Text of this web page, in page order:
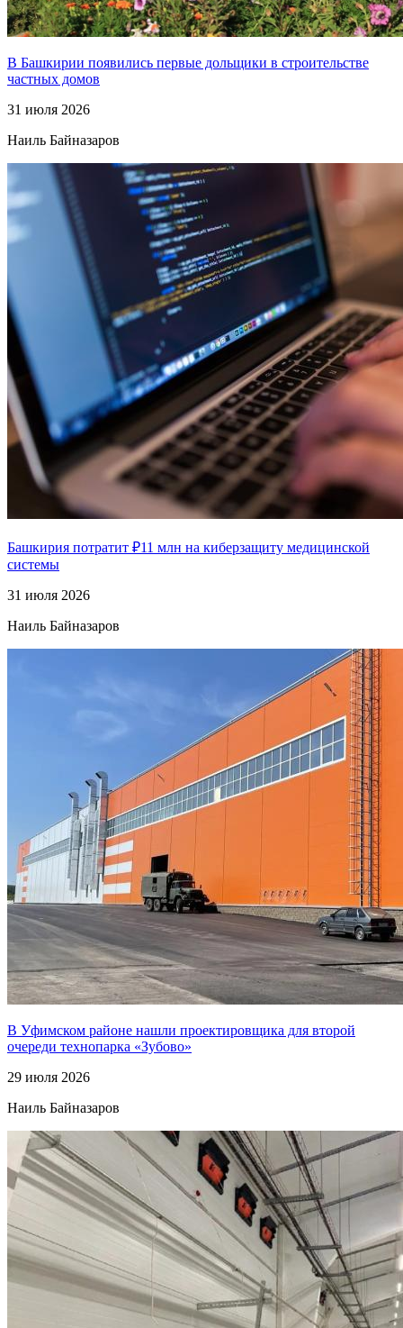
В Башкирии появились первые дольщики в строительстве
частных домов
31 июля 2026
Наиль Байназаров
Башкирия потратит ₽11 млн на киберзащиту медицинской
системы
31 июля 2026
Наиль Байназаров
В Уфимском районе нашли проектировщика для второй
очереди технопарка «Зубово»
29 июля 2026
Наиль Байназаров